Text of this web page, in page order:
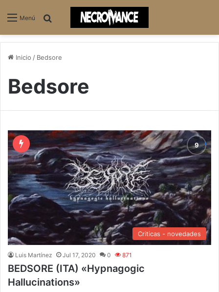
Menú
Inicio / Bedsore
Bedsore
Criticas - novedades
Luis Martínez Jul 17, 2020 0 871
BEDSORE (ITA) «Hypnagogic
Hallucinations»